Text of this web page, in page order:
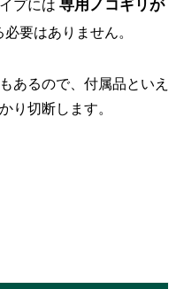
要はありません。
あるので、付属品といえ
り切断します。